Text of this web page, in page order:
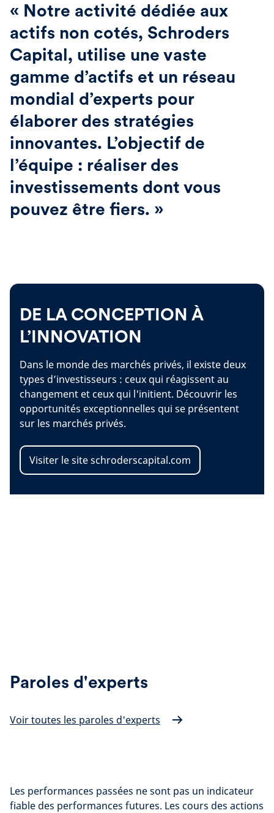
« Notre activité dédiée aux
actifs non cotés, Schroders
Capital, utilise une vaste
gamme d’actifs et un réseau
mondial d’experts pour
élaborer des stratégies
innovantes. L’objectif de
l’équipe : réaliser des
investissements dont vous
pouvez être fiers. »
DE LA CONCEPTION À
L’INNOVATION
Dans le monde des marchés privés, il existe deux
types d’investisseurs : ceux qui réagissent au
changement et ceux qui l'initient. Découvrir les
opportunités exceptionnelles qui se présentent
sur les marchés privés.
Visiter le site schroderscapital.com
Paroles d'experts
Voir toutes les paroles d'experts
Les performances passées ne sont pas un indicateur
fiable des performances futures. Les cours des actions